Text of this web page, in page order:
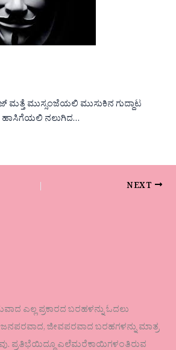
ಮತ್ತೆ ಮುಸ್ಸಂಜೆಯಲಿ ಮುಸುಕಿನ ಗುದ್ದಾಟ
ಹಾಸಿಗೆಯಲಿ ನಲುಗಿದ…
NEXT
ಎಲ್ಲ ಪ್ರಕಾರದ ಬರಹಳನ್ನು ಓದಲು
ಜನಪರವಾದ, ಜೀವಪರವಾದ ಬರಹಗಳನ್ನು ಮಾತ್ರ
ಪ್ರತಿಭೆಯಿದ್ದೂ ಎಲೆಮರೆಕಾಯಿಗಳಂತಿರುವ